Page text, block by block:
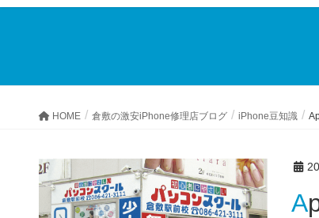
HOME 倉敷の激安iPhone修理店ブログ iPhone豆知識
Apple！10月12日にイベント開催！との情報が出てきました！